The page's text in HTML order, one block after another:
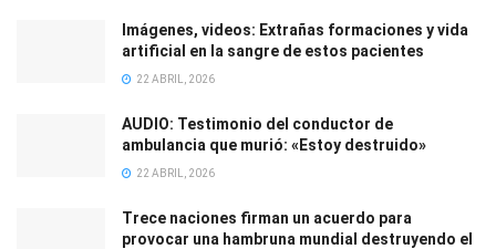
Imágenes, videos: Extrañas formaciones y vida
artificial en la sangre de estos pacientes
22 ABRIL, 2026
AUDIO: Testimonio del conductor de
ambulancia que murió: «Estoy destruido»
22 ABRIL, 2026
Trece naciones firman un acuerdo para
provocar una hambruna mundial destruyendo el